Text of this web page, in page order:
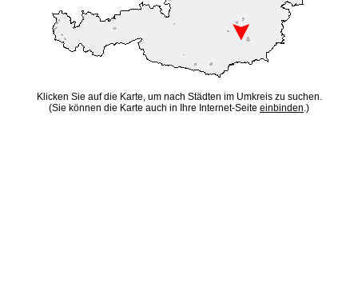
Klicken Sie auf die Karte, um nach Städten im Umkreis zu suchen.
(Sie können die Karte auch in Ihre Internet-Seite einbinden.)